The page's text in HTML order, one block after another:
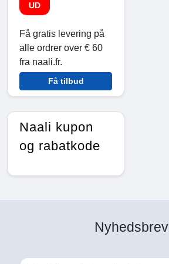
UD
Få gratis levering på
alle ordrer over € 60
fra naali.fr.
Få tilbud
Naali kupon
og rabatkode
Nyhedsbrev